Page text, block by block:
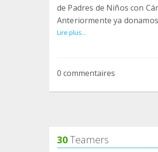
de Padres de Niños con
Anteriormente ya
Han sido unos años en los
No tengo palabras para
tiempo y desde
(ASPANION) se cierra
una nueva asociación que
Lire plus...
0 commentaires
30Teamers